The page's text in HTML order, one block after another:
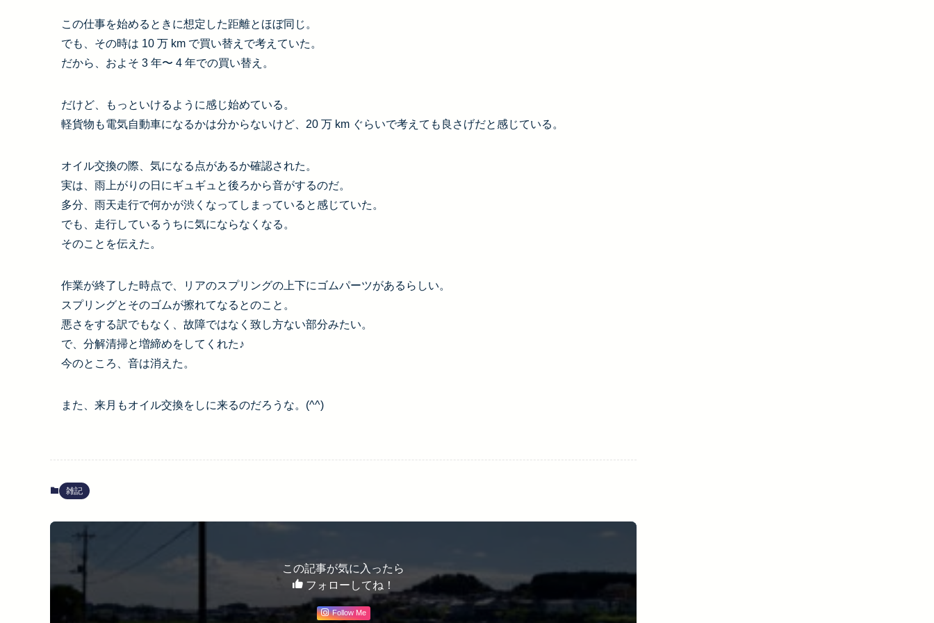
この仕事を始めるときに想定した距離とほぼ同じ。
でも、その時は 10 万 km で買い替えで考えていた。
だから、およそ 3 年〜 4 年での買い替え。
だけど、もっといけるように感じ始めている。
軽貨物も電気自動車になるかは分からないけど、20 万 km ぐらいで考えても良さげだと感じている。
オイル交換の際、気になる点があるか確認された。
実は、雨上がりの日にギュギュと後ろから音がするのだ。
多分、雨天走行で何かが渋くなってしまっていると感じていた。
でも、走行しているうちに気にならなくなる。
そのことを伝えた。
作業が終了した時点で、リアのスプリングの上下にゴムパーツがあるらしい。
スプリングとそのゴムが擦れてなるとのこと。
悪さをする訳でもなく、故障ではなく致し方ない部分みたい。
で、分解清掃と増締めをしてくれた♪
今のところ、音は消えた。
また、来月もオイル交換をしに来るのだろうな。(^^)
雑記
この記事が気に入ったら
フォローしてね！
Follow Me